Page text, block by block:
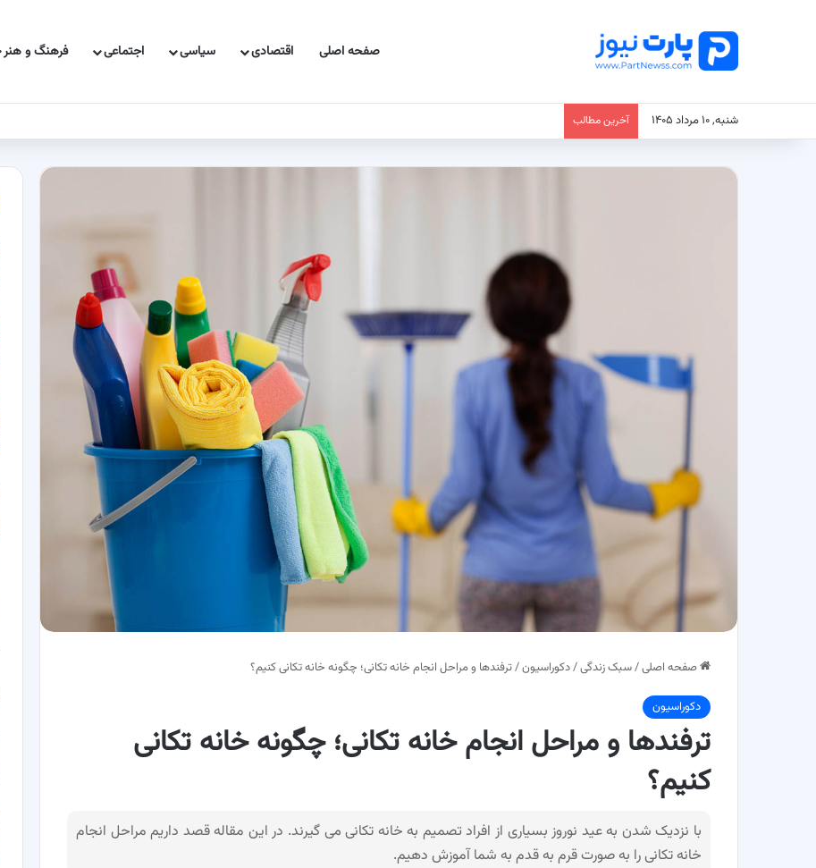
صفحه اصلی اقتصادی سیاسی اجتماعی فرهنگ و هنر
شنبه, ۱۰ مرداد ۱۴۰۵ آخرین مطالب
صفحه اصلی/سبک زندگی/دکوراسیون/ترفندها و مراحل انجام خانه تکانی؛ چگونه خانه تکانی کنیم؟
دکوراسیون
ترفندها و مراحل انجام خانه تکانی؛ چگونه خانه تکانی
کنیم؟
با نزدیک شدن به عید نوروز بسیاری از افراد تصمیم به خانه تکانی می گیرند. در این مقاله قصد داریم مراحل انجام
خانه تکانی را به صورت قرم به قدم به شما آموزش دهیم.